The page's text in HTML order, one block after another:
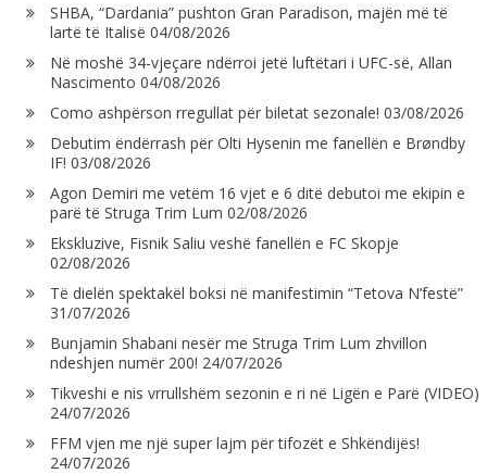
SHBA, “Dardania” pushton Gran Paradison, majën më të
lartë të Italisë 04/08/2026
Në moshë 34-vjeçare ndërroi jetë luftëtari i UFC-së, Allan
Nascimento 04/08/2026
Como ashpërson rregullat për biletat sezonale! 03/08/2026
Debutim ëndërrash për Olti Hysenin me fanellën e Brøndby
IF! 03/08/2026
Agon Demiri me vetëm 16 vjet e 6 ditë debutoi me ekipin e
parë të Struga Trim Lum 02/08/2026
Ekskluzive, Fisnik Saliu veshë fanellën e FC Skopje
02/08/2026
Të dielën spektakël boksi në manifestimin “Tetova N’festë”
31/07/2026
Bunjamin Shabani nesër me Struga Trim Lum zhvillon
ndeshjen numër 200! 24/07/2026
Tikveshi e nis vrrullshëm sezonin e ri në Ligën e Parë (VIDEO)
24/07/2026
FFM vjen me një super lajm për tifozët e Shkëndijës!
24/07/2026